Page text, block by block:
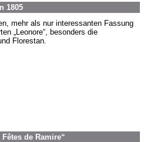
1805
mehr als nur interessanten Fassung
„Leonore“, besonders die
Florestan.
de Ramire“